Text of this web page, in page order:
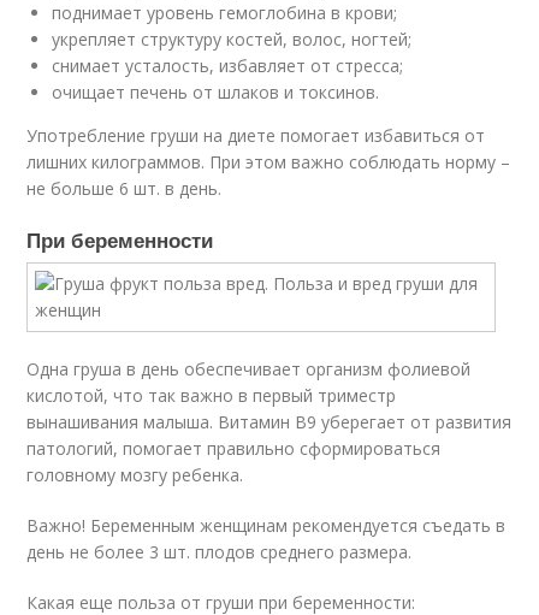
поднимает уровень гемоглобина в крови;
укрепляет структуру костей, волос, ногтей;
снимает усталость, избавляет от стресса;
очищает печень от шлаков и токсинов.
Употребление груши на диете помогает избавиться от
лишних килограммов. При этом важно соблюдать норму –
не больше 6 шт. в день.
При беременности
Одна груша в день обеспечивает организм фолиевой
кислотой, что так важно в первый триместр
вынашивания малыша. Витамин В9 уберегает от развития
патологий, помогает правильно сформироваться
головному мозгу ребенка.
Важно! Беременным женщинам рекомендуется съедать в
день не более 3 шт. плодов среднего размера.
Какая еще польза от груши при беременности: